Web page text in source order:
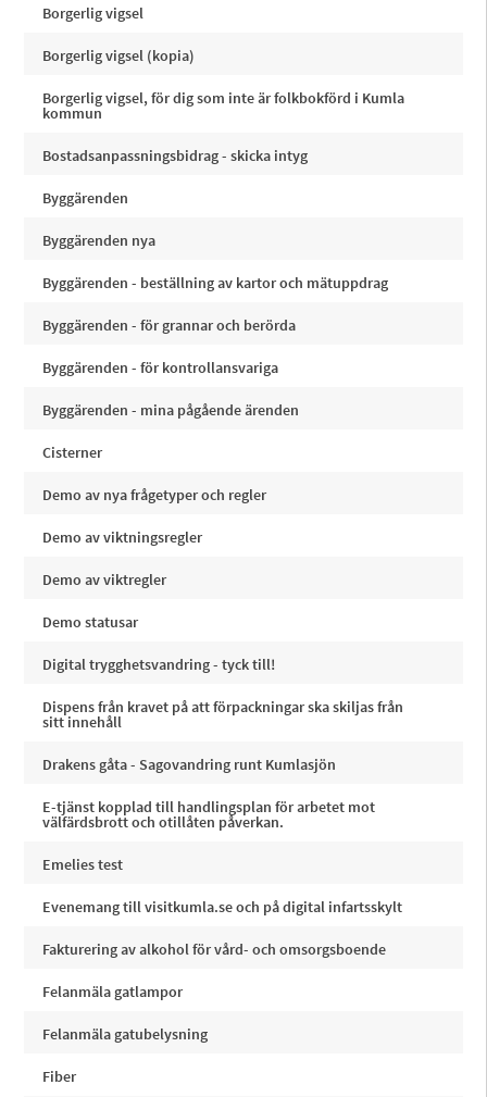
Borgerlig vigsel
Borgerlig vigsel (kopia)
Borgerlig vigsel, för dig som inte är folkbokförd i Kumla
kommun
Bostadsanpassningsbidrag - skicka intyg
Byggärenden
Byggärenden nya
Byggärenden - beställning av kartor och mätuppdrag
Byggärenden - för grannar och berörda
Byggärenden - för kontrollansvariga
Byggärenden - mina pågående ärenden
Cisterner
Demo av nya frågetyper och regler
Demo av viktningsregler
Demo av viktregler
Demo statusar
Digital trygghetsvandring - tyck till!
Dispens från kravet på att förpackningar ska skiljas från
sitt innehåll
Drakens gåta - Sagovandring runt Kumlasjön
E-tjänst kopplad till handlingsplan för arbetet mot
välfärdsbrott och otillåten påverkan.
Emelies test
Evenemang till visitkumla.se och på digital infartsskylt
Fakturering av alkohol för vård- och omsorgsboende
Felanmäla gatlampor
Felanmäla gatubelysning
Fiber